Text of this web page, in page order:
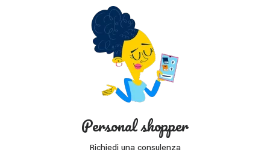
Personal shopper
Richiedi una consulenza